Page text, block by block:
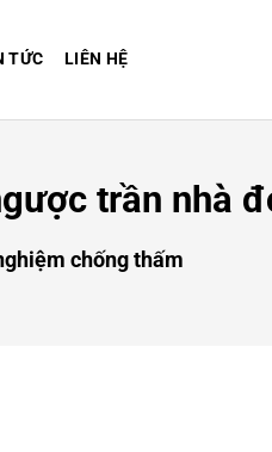
TỨC LIÊN HỆ
trần nhà
chống thấm